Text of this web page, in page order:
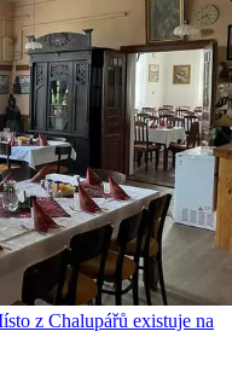
z Chalupářů existuje na